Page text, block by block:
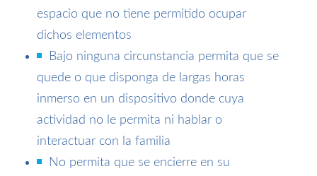
espacio que no tiene permitido ocupar
dichos elementos
Bajo ninguna circunstancia permita que se
quede o que disponga de largas horas
inmerso en un dispositivo donde cuya
actividad no le permita ni hablar o
interactuar con la familia
No permita que se encierre en su